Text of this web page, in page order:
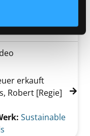
erkauft
Robert [Regie]
Sustainable